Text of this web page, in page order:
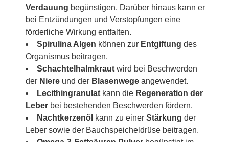
Verdauung begünstigen. Darüber hinaus kann er
bei Entzündungen und Verstopfungen eine
förderliche Wirkung entfalten.
Spirulina Algen können zur Entgiftung des
Organismus beitragen.
Schachtelhalmkraut wird bei Beschwerden
der Niere und der Blasenwege angewendet.
Lecithingranulat kann die Regeneration der
Leber bei bestehenden Beschwerden fördern.
Nachtkerzenöl kann zu einer Stärkung der
Leber sowie der Bauchspeicheldrüse beitragen.